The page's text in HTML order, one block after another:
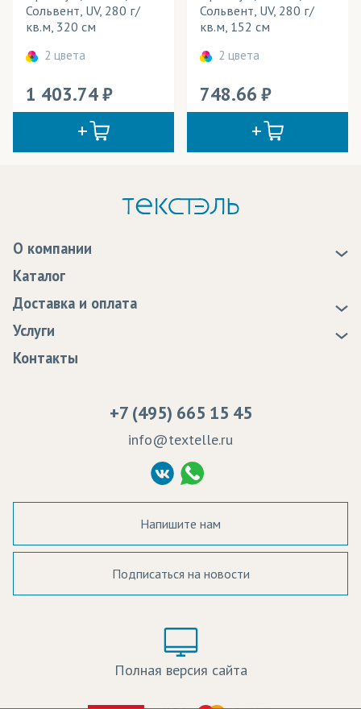
Сольвент, UV, 280 г/
кв.м, 320 см
2 цвета
1 403.74
Сольвент, UV, 280 г/
кв.м, 152 см
2 цвета
748.66
О компании
Статьи
Программа лояльности
Сертификаты качества
Судебные решения
Политика Конфиденциальности
Согласие на обработку ПД
Каталог
Доставка и оплата
Доставка
Оплата
Услуги
Образцы
Контакты
+7 (495) 665 15 45
info@textelle.ru
Напишите нам
Подписаться на новости
Полная версия сайта